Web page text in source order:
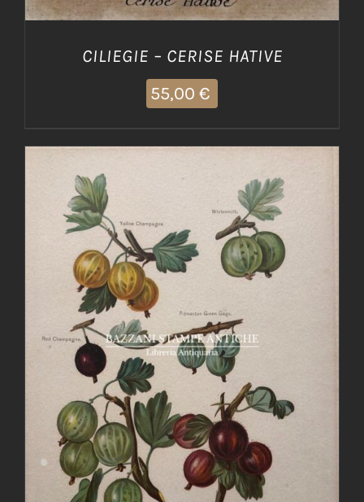
CILIEGIE – CERISE HATIVE
55,00 €
AGGIUNGI AL CARRELLO /